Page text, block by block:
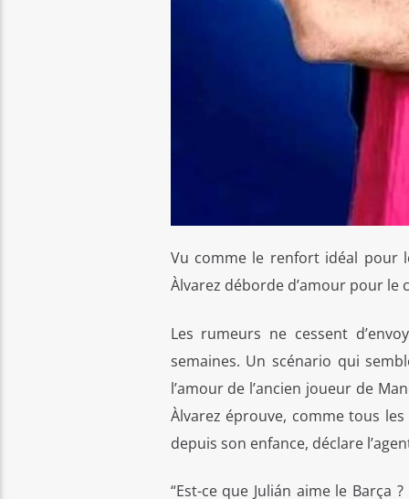
Vu comme le renfort idéal pour
Àlvarez déborde d’amour pour le
Les rumeurs ne cessent
semaines. Un scénario qui
l’amour de l’ancien joueur de
Àlvarez éprouve, comme tous
depuis son enfance, déclare
“Est-ce que Julián aime le Barça